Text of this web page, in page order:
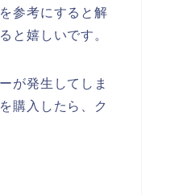
参考にすると解
と嬉しいです。
が発生してしま
購入したら、ク